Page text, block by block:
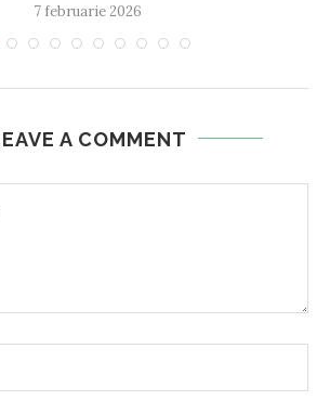
7 februarie 2026
A COMMENT